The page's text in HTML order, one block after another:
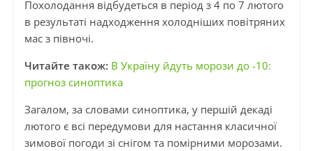
Похолодання відбудеться в період з 4 по 7 лютого
в результаті надходження холодніших повітряних
мас з півночі.
Читайте також: В Україну йдуть морози до -10:
прогноз синоптика
Загалом, за словами синоптика, у першій декаді
лютого є всі передумови для настання класичної
зимової погоди зі снігом та помірними морозами.